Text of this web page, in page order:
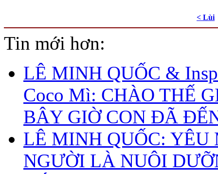
< Lùi
Tin mới hơn:
LÊ MINH QUỐC &
Coco Mì: CHÀO THẾ
BÂY GIỜ CON ĐÃ
LÊ MINH QUỐC: YÊU
NGƯỜI LÀ NUÔI